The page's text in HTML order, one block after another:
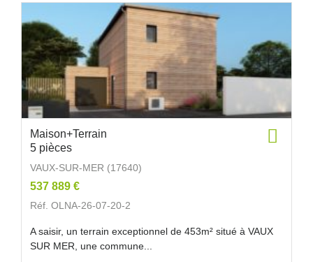
Maison+Terrain
5 pièces
VAUX-SUR-MER (17640)
537 889 €
Réf. OLNA-26-07-20-2
A saisir, un terrain exceptionnel de 453m² situé à VAUX
SUR MER, une commune...